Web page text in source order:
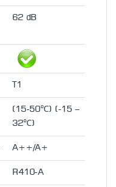
62 dB
T1
(15-50℃) (-15 –
32℃)
A++/A+
R410-A